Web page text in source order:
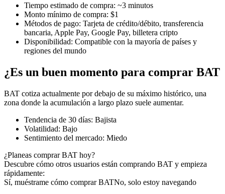
TradFi
Derivados de acciones, divisas, metales preciosos y materias
Futuros del USDC
Futuros que utilizan USDC como garantía
Tiempo estimado de compra: ~3 minutos
Monto mínimo de compra: $1
Métodos de pago: Tarjeta de crédito/débito, transferencia
bancaria, Apple Pay, Google Pay, billetera cripto
Disponibilidad: Compatible con la mayoría de países y
regiones del mundo
¿Es un buen momento para comprar BAT
BAT cotiza actualmente por debajo de su máximo histórico, una
zona donde la acumulación a largo plazo suele aumentar.
Tendencia de 30 días: Bajista
Volatilidad: Bajo
Sentimiento del mercado: Miedo
¿Planeas comprar BAT hoy?
Descubre cómo otros usuarios están comprando BAT y empieza
rápidamente:
Sí, muéstrame cómo comprar BATNo, solo estoy navegando